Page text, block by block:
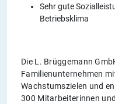
Sehr gute
Betriebsklima
Die L. Brüggemann
Familienunternehmen
Wachstumszielen und
300 Mitarbeiterinnen